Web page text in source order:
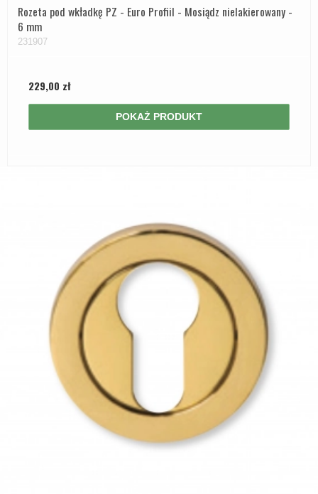
Rozeta pod wkładkę PZ - Euro Profiil - Mosiądz nielakierowany -
6 mm
231907
229,00 zł
POKAŻ PRODUKT